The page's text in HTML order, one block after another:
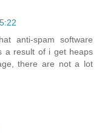
anti-spam software
a result of i get heaps
there are not a lot